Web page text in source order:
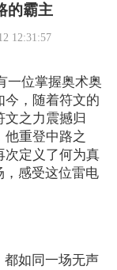
的霸主
12:31:57
一位掌握奥术奥
今，随着符文的
文之力震撼归
他重登中路之
次定义了何为真
，感受这位雷电
都如同一场无声